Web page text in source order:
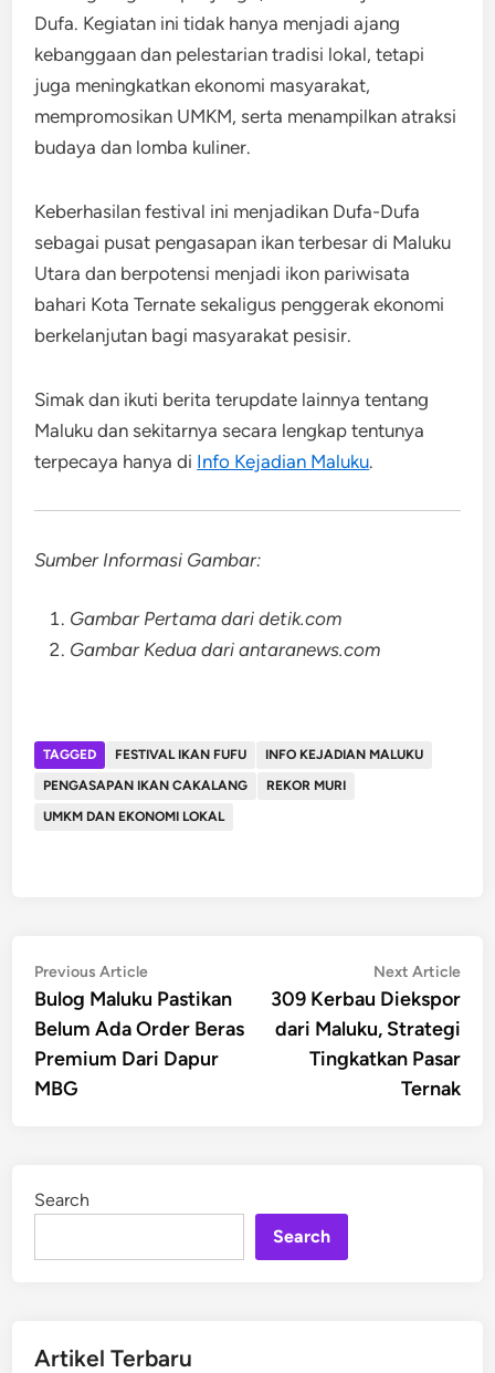
Dufa. Kegiatan ini tidak hanya menjadi ajang
kebanggaan dan pelestarian tradisi lokal, tetapi
juga meningkatkan ekonomi masyarakat,
mempromosikan UMKM, serta menampilkan atraksi
budaya dan lomba kuliner.
Keberhasilan festival ini menjadikan Dufa-Dufa
sebagai pusat pengasapan ikan terbesar di Maluku
Utara dan berpotensi menjadi ikon pariwisata
bahari Kota Ternate sekaligus penggerak ekonomi
berkelanjutan bagi masyarakat pesisir.
Simak dan ikuti berita terupdate lainnya tentang
Maluku dan sekitarnya secara lengkap tentunya
terpecaya hanya di Info Kejadian Maluku.
Sumber Informasi Gambar:
Gambar Pertama dari detik.com
Gambar Kedua dari antaranews.com
TAGGED FESTIVAL IKAN FUFU
INFO KEJADIAN MALUKU
PENGASAPAN IKAN CAKALANG
REKOR MURI
UMKM DAN EKONOMI LOKAL
Post
navigation
Previous ArticlePrevious
article:
Bulog Maluku Pastikan
Belum Ada Order Beras
Premium Dari Dapur
MBG
Next Article
309 Kerbau Diekspor
dari Maluku, Strategi
Tingkatkan Pasar
Ternak
Search
Search
Artikel Terbaru